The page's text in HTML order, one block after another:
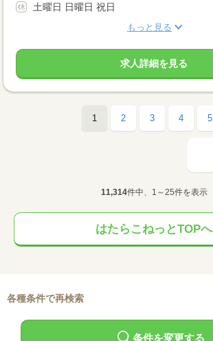
土曜日 日曜日 祝日
もっと見る
求人詳細を見る
1 2 3 4 5
11,314件中、1～25件を表示
はたらこねっとTOPへ
各種条件で再検索
条件を変更する